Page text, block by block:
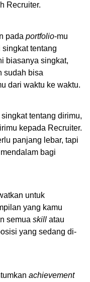
Recruiter.
pada portfolio-mu
tentang
biasanya singkat,
sudah bisa
dari waktu ke waktu.
tentang dirimu,
kepada Recruiter.
panjang lebar, tapi
bagi
untuk
yang kamu
semua skill atau
yang sedang di-
achievement